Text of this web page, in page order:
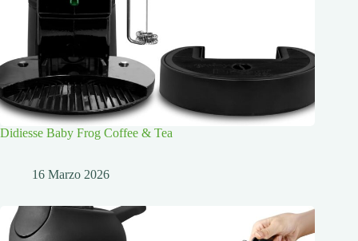
Didiesse Baby Frog Coffee & Tea
16 Marzo 2026